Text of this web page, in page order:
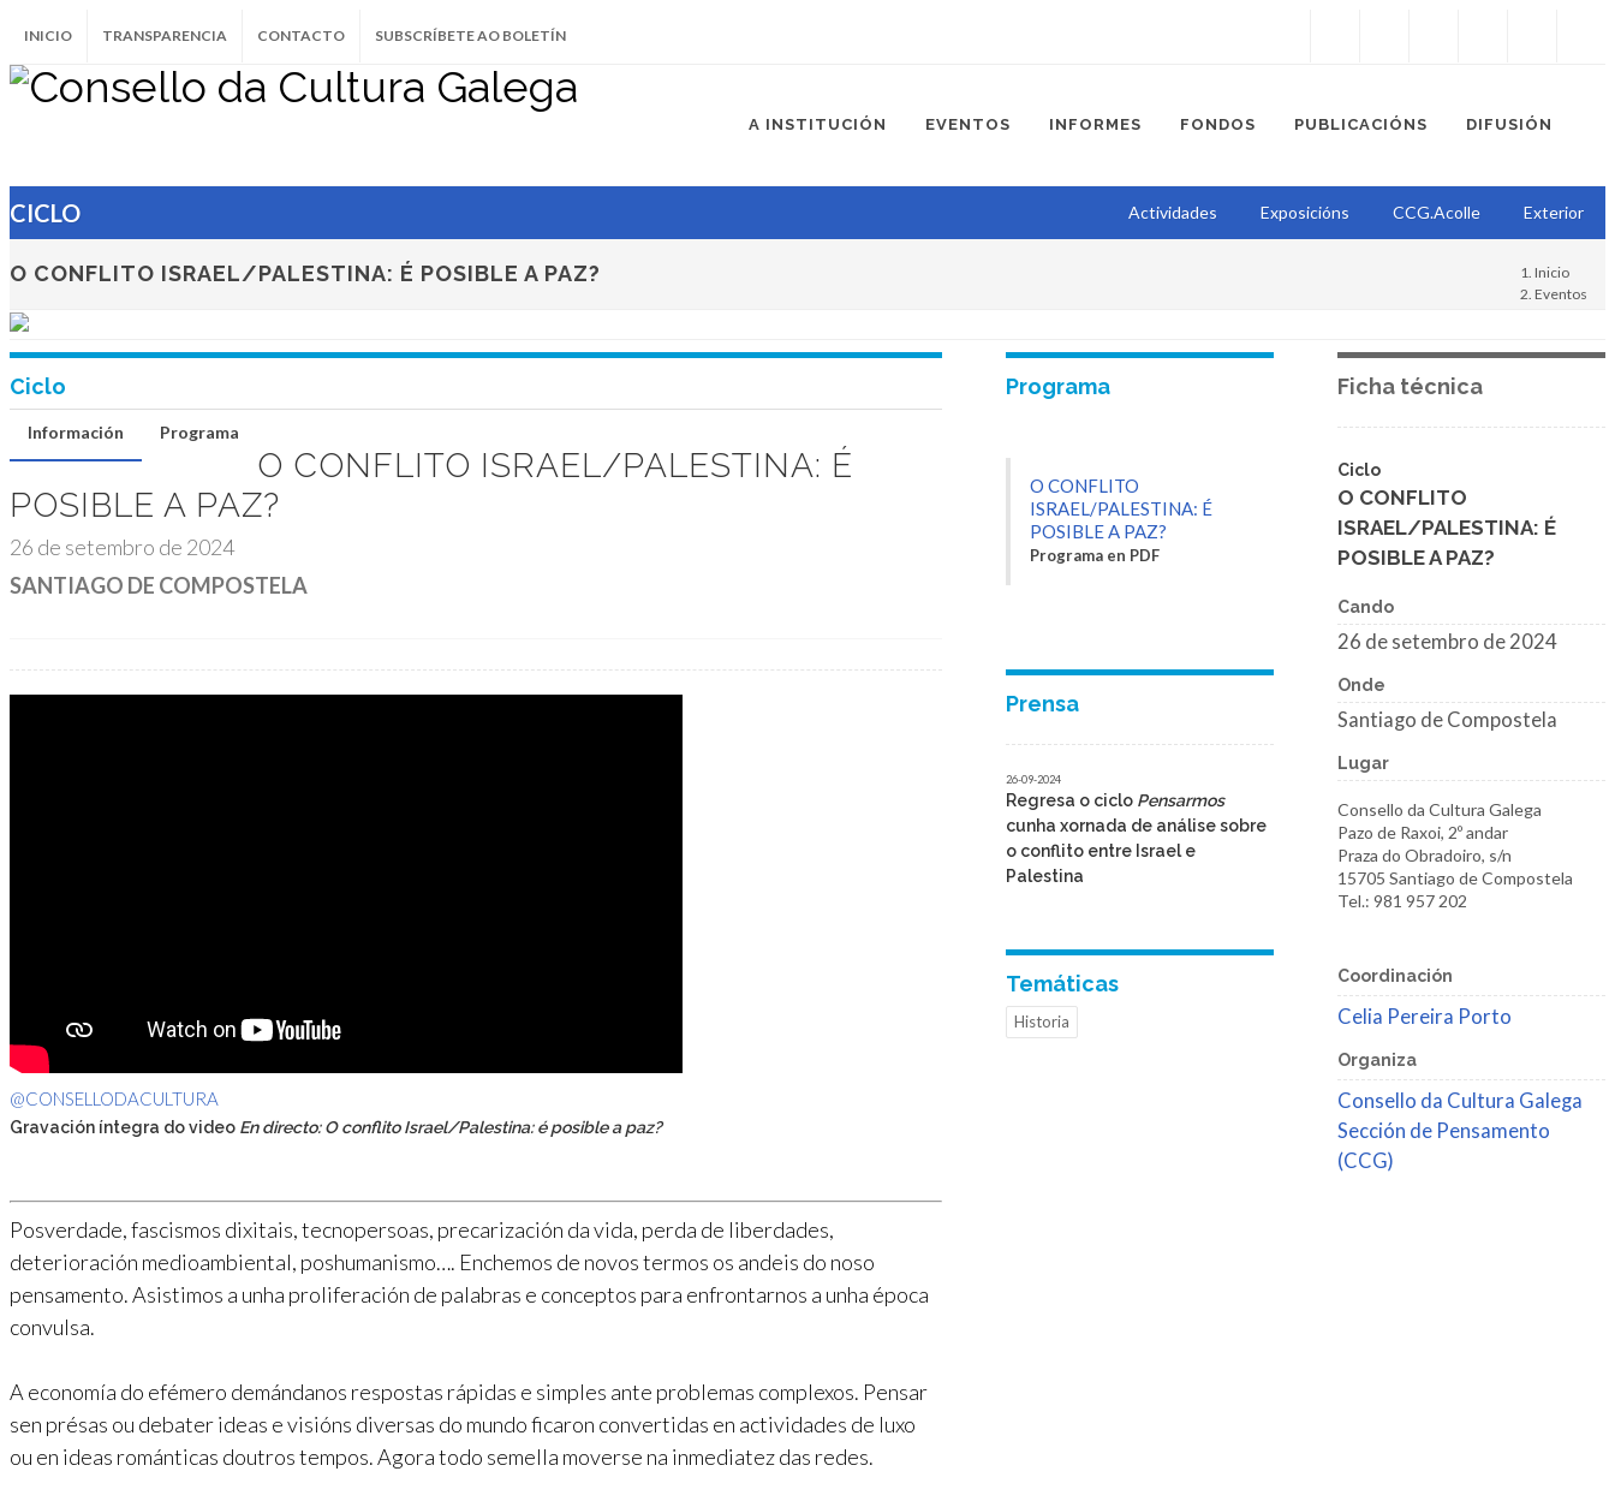
INICIO TRANSPARENCIA CONTACTO SUBSCRÍBETE AO BOLETÍN
A INSTITUCIÓN EVENTOS INFORMES FONDOS PUBLICACIÓNS DIFUSIÓN
CICLO Actividades Exposicións CCG.Acolle Exterior
O CONFLITO ISRAEL/PALESTINA: É POSIBLE A PAZ?
Inicio
Eventos
O conflito Israel/Palestina: é
SANTIAGO DE COMPOSTELA
Ciclo
Información Programa
O CONFLITO ISRAEL/PALESTINA: É
POSIBLE A PAZ?
26 de setembro de 2024
SANTIAGO DE COMPOSTELA
@CONSELLODACULTURA
Gravación íntegra do video En directo: O conflito Israel/Palestina: é posible a paz?
Posverdade, fascismos dixitais, tecnopersoas, precarización da vida, perda de liberdades,
deterioración medioambiental, poshumanismo…. Enchemos de novos termos os andeis do noso
pensamento. Asistimos a unha proliferación de palabras e conceptos para enfrontarnos a unha época
convulsa.
A economía do efémero demándanos respostas rápidas e simples ante problemas complexos. Pensar
sen présas ou debater ideas e visións diversas do mundo ficaron convertidas en actividades de luxo
ou en ideas románticas doutros tempos. Agora todo semella moverse na inmediatez das redes.
Programa
O CONFLITO
ISRAEL/PALESTINA: É
POSIBLE A PAZ?
Programa en PDF
Prensa
26-09-2024
Regresa o ciclo Pensarmos
cunha xornada de análise sobre
o conflito entre Israel e
Palestina
Temáticas
Historia
Ficha técnica
Ciclo
O CONFLITO
ISRAEL/PALESTINA: É
POSIBLE A PAZ?
Cando
26 de setembro de 2024
Onde
Santiago de Compostela
Lugar
Consello da Cultura Galega
Pazo de Raxoi, 2º andar
Praza do Obradoiro, s/n
15705 Santiago de Compostela
Tel.: 981 957 202
Coordinación
Celia Pereira Porto
Organiza
Consello da Cultura Galega
Sección de Pensamento
(CCG)